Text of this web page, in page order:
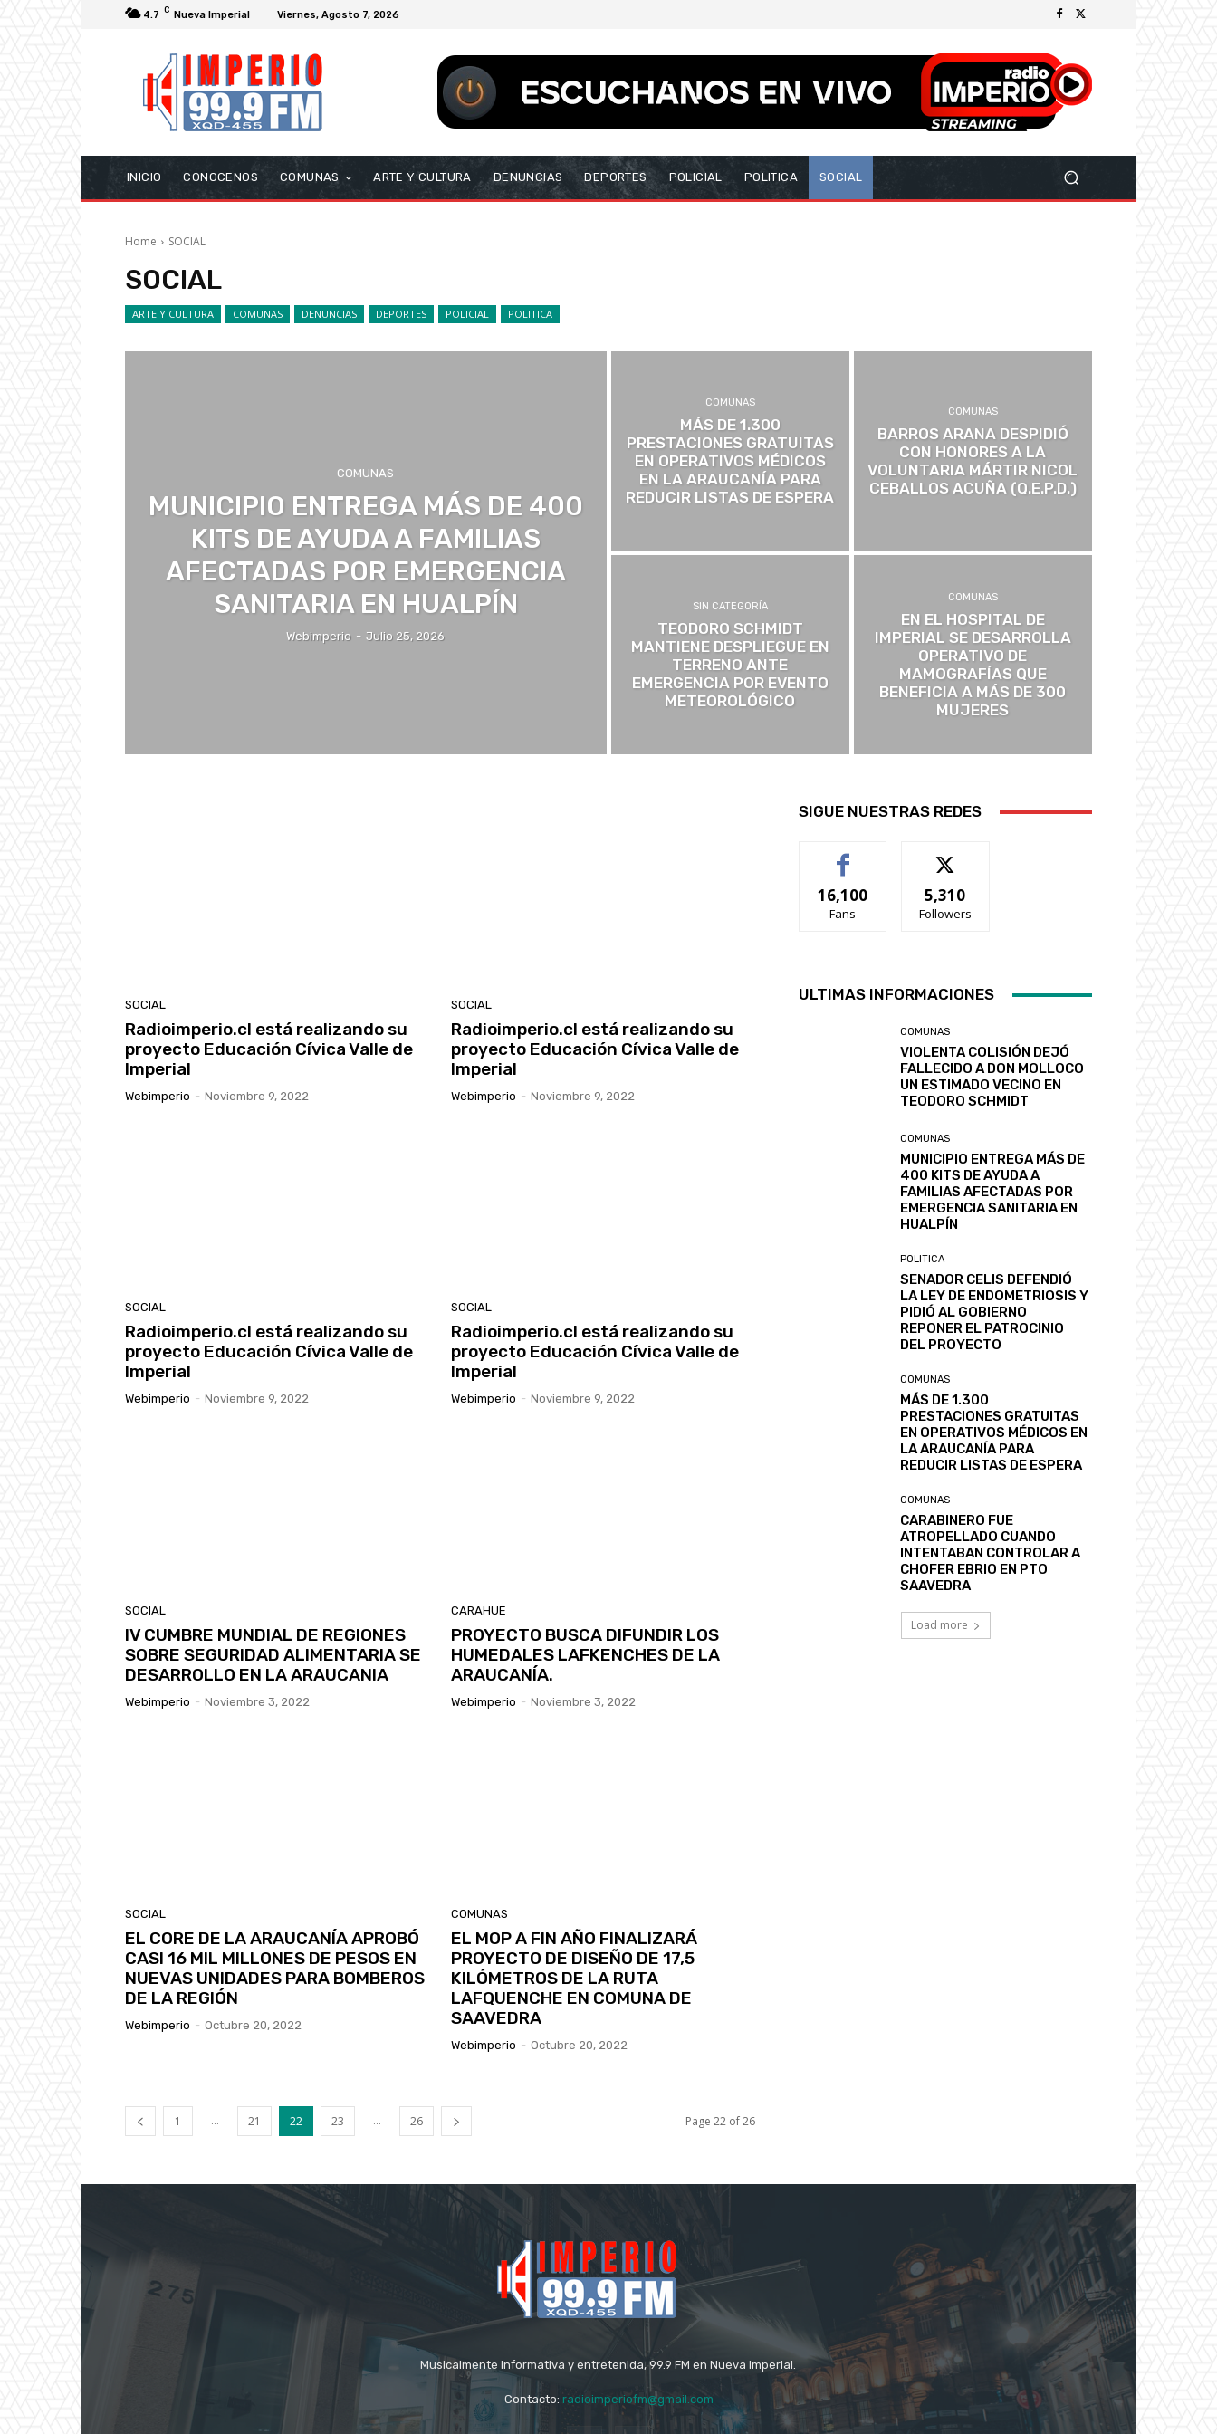
4.7 C Nueva Imperial Viernes, Agosto 7, 2026
INICIO CONOCENOS COMUNAS ARTE Y CULTURA DENUNCIAS DEPORTES POLICIAL POLITICA SOCIAL
Home SOCIAL
SOCIAL
ARTE Y CULTURA COMUNAS DENUNCIAS DEPORTES POLICIAL POLITICA
COMUNAS
MUNICIPIO ENTREGA MÁS DE 400
KITS DE AYUDA A FAMILIAS
AFECTADAS POR EMERGENCIA
SANITARIA EN HUALPÍN
Webimperio - Julio 25, 2026
COMUNAS
MÁS DE 1.300
PRESTACIONES GRATUITAS
EN OPERATIVOS MÉDICOS
EN LA ARAUCANÍA PARA
REDUCIR LISTAS DE ESPERA
COMUNAS
BARROS ARANA DESPIDIÓ
CON HONORES A LA
VOLUNTARIA MÁRTIR NICOL
CEBALLOS ACUÑA (Q.E.P.D.)
SIN CATEGORÍA
TEODORO SCHMIDT
MANTIENE DESPLIEGUE EN
TERRENO ANTE
EMERGENCIA POR EVENTO
METEOROLÓGICO
COMUNAS
EN EL HOSPITAL DE
IMPERIAL SE DESARROLLA
OPERATIVO DE
MAMOGRAFÍAS QUE
BENEFICIA A MÁS DE 300
MUJERES
SOCIAL
Radioimperio.cl está realizando su
proyecto Educación Cívica Valle de
Imperial
Webimperio - Noviembre 9, 2022
SOCIAL
Radioimperio.cl está realizando su
proyecto Educación Cívica Valle de
Imperial
Webimperio - Noviembre 9, 2022
SOCIAL
Radioimperio.cl está realizando su
proyecto Educación Cívica Valle de
Imperial
Webimperio - Noviembre 9, 2022
SOCIAL
Radioimperio.cl está realizando su
proyecto Educación Cívica Valle de
Imperial
Webimperio - Noviembre 9, 2022
SOCIAL
IV CUMBRE MUNDIAL DE REGIONES
SOBRE SEGURIDAD ALIMENTARIA SE
DESARROLLO EN LA ARAUCANIA
Webimperio - Noviembre 3, 2022
CARAHUE
PROYECTO BUSCA DIFUNDIR LOS
HUMEDALES LAFKENCHES DE LA
ARAUCANÍA.
Webimperio - Noviembre 3, 2022
SOCIAL
EL CORE DE LA ARAUCANÍA APROBÓ
CASI 16 MIL MILLONES DE PESOS EN
NUEVAS UNIDADES PARA BOMBEROS
DE LA REGIÓN
Webimperio - Octubre 20, 2022
COMUNAS
EL MOP A FIN AÑO FINALIZARÁ
PROYECTO DE DISEÑO DE 17,5
KILÓMETROS DE LA RUTA
LAFQUENCHE EN COMUNA DE
SAAVEDRA
Webimperio - Octubre 20, 2022
1 ... 21 22 23 ... 26 Page 22 of 26
SIGUE NUESTRAS REDES
16,100
Fans
5,310
Followers
ULTIMAS INFORMACIONES
COMUNAS
VIOLENTA COLISIÓN DEJÓ
FALLECIDO A DON MOLLOCO
UN ESTIMADO VECINO EN
TEODORO SCHMIDT
COMUNAS
MUNICIPIO ENTREGA MÁS DE
400 KITS DE AYUDA A
FAMILIAS AFECTADAS POR
EMERGENCIA SANITARIA EN
HUALPÍN
POLITICA
SENADOR CELIS DEFENDIÓ
LA LEY DE ENDOMETRIOSIS Y
PIDIÓ AL GOBIERNO
REPONER EL PATROCINIO
DEL PROYECTO
COMUNAS
MÁS DE 1.300
PRESTACIONES GRATUITAS
EN OPERATIVOS MÉDICOS EN
LA ARAUCANÍA PARA
REDUCIR LISTAS DE ESPERA
COMUNAS
CARABINERO FUE
ATROPELLADO CUANDO
INTENTABAN CONTROLAR A
CHOFER EBRIO EN PTO
SAAVEDRA
Load more
Musicalmente informativa y entretenida, 99.9 FM en Nueva Imperial.
Contacto: radioimperiofm@gmail.com